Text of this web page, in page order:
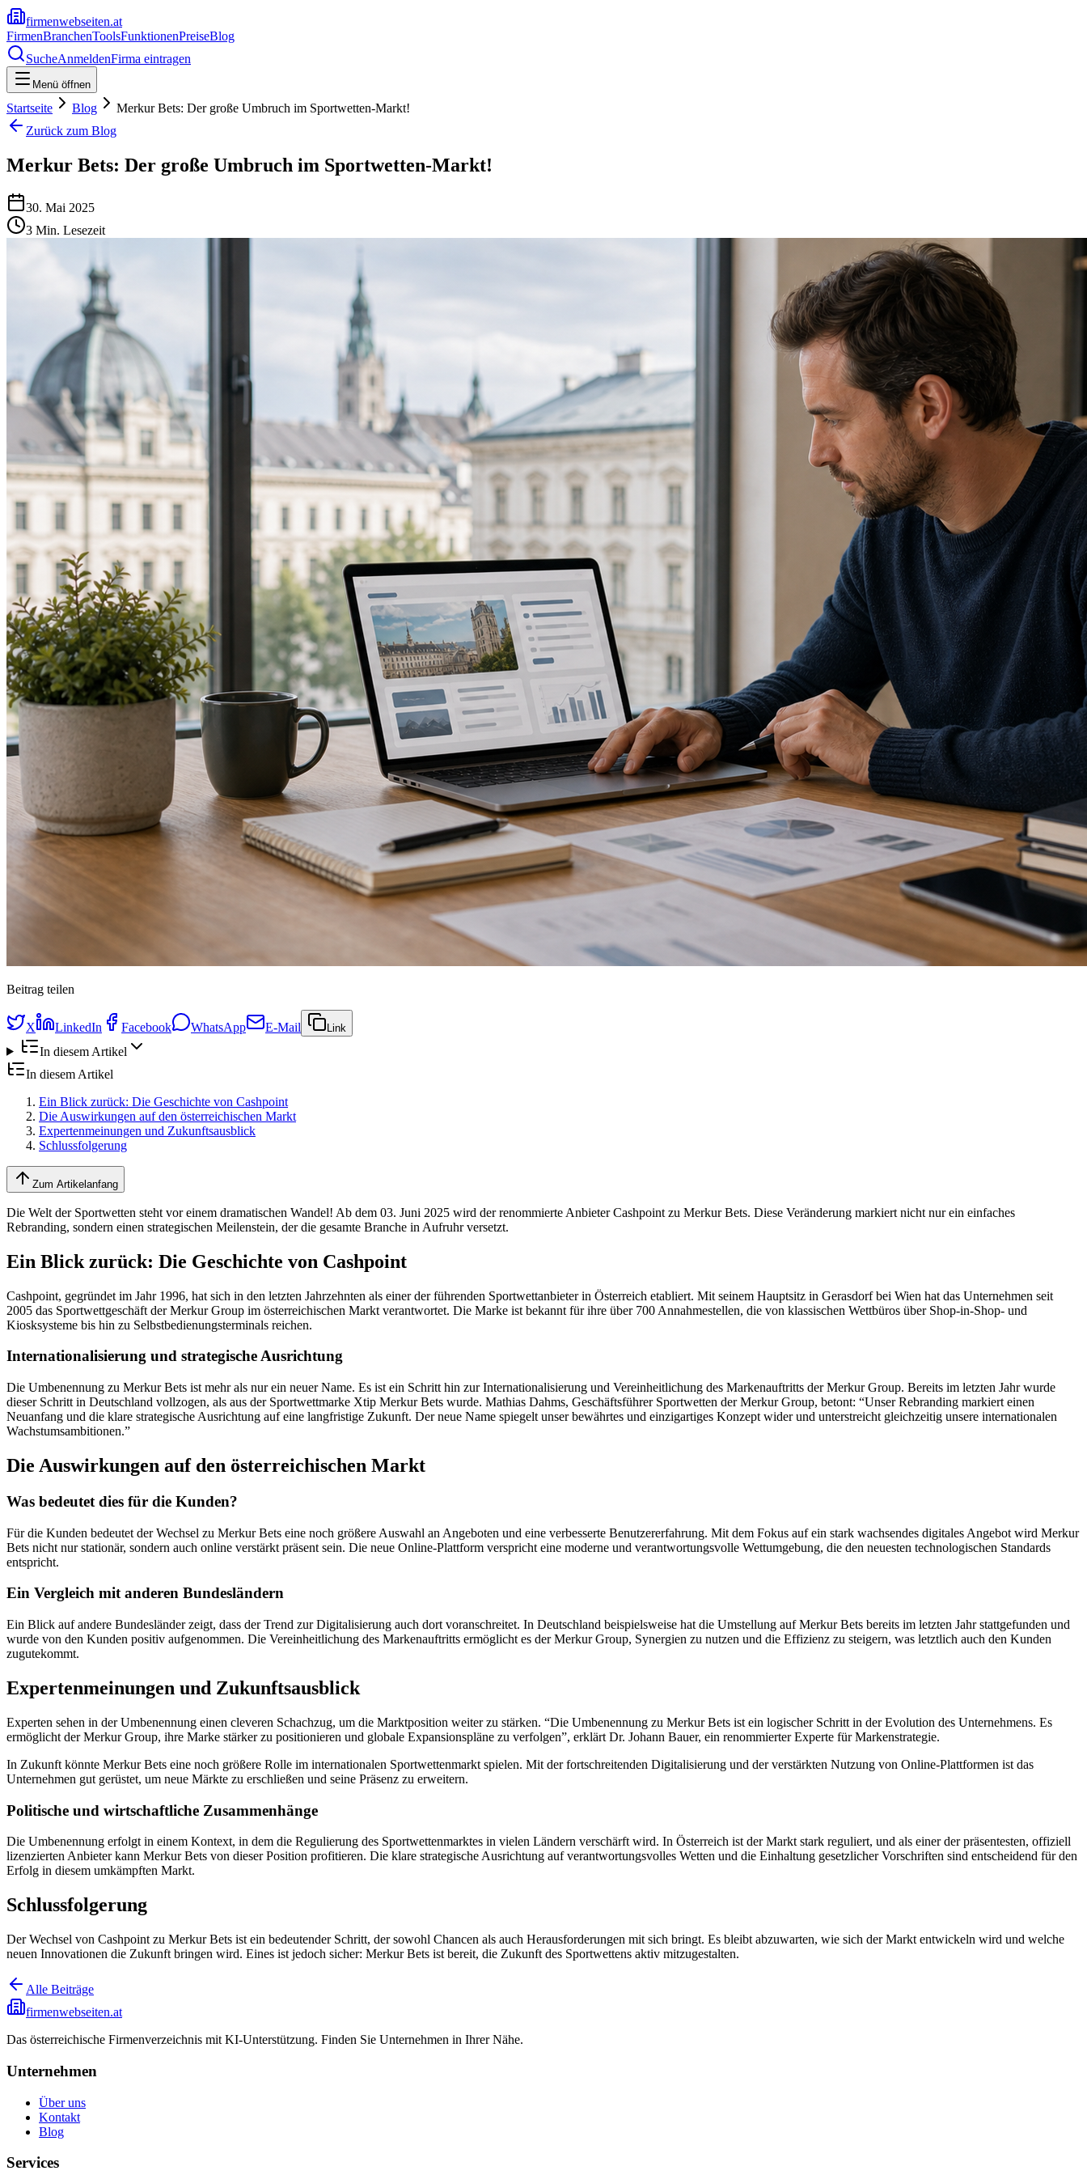
firmenwebseiten.at
FirmenBranchenToolsFunktionenPreiseBlog
SucheAnmeldenFirma eintragen
Menü öffnen
Startseite Blog
Merkur Bets: Der große Umbruch im Sportwetten-Markt!
Zurück zum Blog
Merkur Bets: Der große Umbruch im Sportwetten-Markt!
30. Mai 2025
3 Min. Lesezeit
Beitrag teilen
X LinkedIn Facebook WhatsApp E-Mail Link
In diesem Artikel
In diesem Artikel
Ein Blick zurück: Die Geschichte von Cashpoint
Die Auswirkungen auf den österreichischen Markt
Expertenmeinungen und Zukunftsausblick
Schlussfolgerung
Zum Artikelanfang
Die Welt der Sportwetten steht vor einem dramatischen Wandel! Ab dem 03. Juni 2025 wird der renommierte Anbieter Cashpoint zu Merkur Bets. Diese Veränderung markiert nicht nur ein einfaches
Rebranding, sondern einen strategischen Meilenstein, der die gesamte Branche in Aufruhr versetzt.
Ein Blick zurück: Die Geschichte von Cashpoint
Cashpoint, gegründet im Jahr 1996, hat sich in den letzten Jahrzehnten als einer der führenden Sportwettanbieter in Österreich etabliert. Mit seinem Hauptsitz in Gerasdorf bei Wien hat das Unternehmen seit
2005 das Sportwettgeschäft der Merkur Group im österreichischen Markt verantwortet. Die Marke ist bekannt für ihre über 700 Annahmestellen, die von klassischen Wettbüros über Shop-in-Shop- und
Kiosksysteme bis hin zu Selbstbedienungsterminals reichen.
Internationalisierung und strategische Ausrichtung
Die Umbenennung zu Merkur Bets ist mehr als nur ein neuer Name. Es ist ein Schritt hin zur Internationalisierung und Vereinheitlichung des Markenauftritts der Merkur Group. Bereits im letzten Jahr wurde
dieser Schritt in Deutschland vollzogen, als aus der Sportwettmarke Xtip Merkur Bets wurde. Mathias Dahms, Geschäftsführer Sportwetten der Merkur Group, betont: “Unser Rebranding markiert einen
Neuanfang und die klare strategische Ausrichtung auf eine langfristige Zukunft. Der neue Name spiegelt unser bewährtes und einzigartiges Konzept wider und unterstreicht gleichzeitig unsere internationalen
Wachstumsambitionen.”
Die Auswirkungen auf den österreichischen Markt
Was bedeutet dies für die Kunden?
Für die Kunden bedeutet der Wechsel zu Merkur Bets eine noch größere Auswahl an Angeboten und eine verbesserte Benutzererfahrung. Mit dem Fokus auf ein stark wachsendes digitales Angebot wird Merkur
Bets nicht nur stationär, sondern auch online verstärkt präsent sein. Die neue Online-Plattform verspricht eine moderne und verantwortungsvolle Wettumgebung, die den neuesten technologischen Standards
entspricht.
Ein Vergleich mit anderen Bundesländern
Ein Blick auf andere Bundesländer zeigt, dass der Trend zur Digitalisierung auch dort voranschreitet. In Deutschland beispielsweise hat die Umstellung auf Merkur Bets bereits im letzten Jahr stattgefunden und
wurde von den Kunden positiv aufgenommen. Die Vereinheitlichung des Markenauftritts ermöglicht es der Merkur Group, Synergien zu nutzen und die Effizienz zu steigern, was letztlich auch den Kunden
zugutekommt.
Expertenmeinungen und Zukunftsausblick
Experten sehen in der Umbenennung einen cleveren Schachzug, um die Marktposition weiter zu stärken. “Die Umbenennung zu Merkur Bets ist ein logischer Schritt in der Evolution des Unternehmens. Es
ermöglicht der Merkur Group, ihre Marke stärker zu positionieren und globale Expansionspläne zu verfolgen”, erklärt Dr. Johann Bauer, ein renommierter Experte für Markenstrategie.
In Zukunft könnte Merkur Bets eine noch größere Rolle im internationalen Sportwettenmarkt spielen. Mit der fortschreitenden Digitalisierung und der verstärkten Nutzung von Online-Plattformen ist das
Unternehmen gut gerüstet, um neue Märkte zu erschließen und seine Präsenz zu erweitern.
Politische und wirtschaftliche Zusammenhänge
Die Umbenennung erfolgt in einem Kontext, in dem die Regulierung des Sportwettenmarktes in vielen Ländern verschärft wird. In Österreich ist der Markt stark reguliert, und als einer der präsentesten, offiziell
lizenzierten Anbieter kann Merkur Bets von dieser Position profitieren. Die klare strategische Ausrichtung auf verantwortungsvolles Wetten und die Einhaltung gesetzlicher Vorschriften sind entscheidend für den
Erfolg in diesem umkämpften Markt.
Schlussfolgerung
Der Wechsel von Cashpoint zu Merkur Bets ist ein bedeutender Schritt, der sowohl Chancen als auch Herausforderungen mit sich bringt. Es bleibt abzuwarten, wie sich der Markt entwickeln wird und welche
neuen Innovationen die Zukunft bringen wird. Eines ist jedoch sicher: Merkur Bets ist bereit, die Zukunft des Sportwettens aktiv mitzugestalten.
Alle Beiträge
firmenwebseiten.at
Das österreichische Firmenverzeichnis mit KI-Unterstützung. Finden Sie Unternehmen in Ihrer Nähe.
Unternehmen
Über uns
Kontakt
Blog
Services